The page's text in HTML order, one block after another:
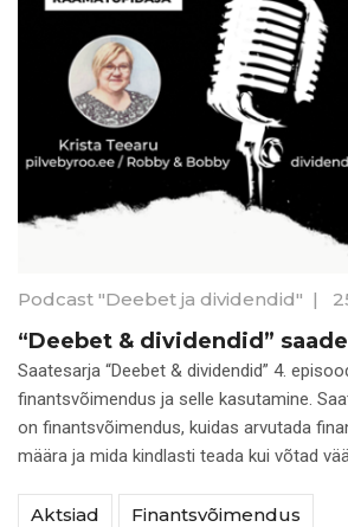
Podcast "Deebet ja dividendid" |
“Deebet & dividendid”
Saatesarja “Deebet & dividendid” 4.
finantsvõimendus ja selle kasutamine.
on finantsvõimendus, kuidas arvutada
määra ja mida kindlasti teada kui võtad
Aktsiad Finantsvõimendus